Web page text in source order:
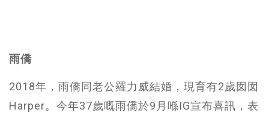
雨僑
2018年，雨僑同老公羅力威結婚，現育有2歲囡囡
Harper。今年37歲嘅雨僑於9月喺IG宣布喜訊，表